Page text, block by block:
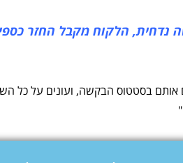
הלקוח מקבל החזר
אותם בסטטוס הבקשה, ועונים על כל